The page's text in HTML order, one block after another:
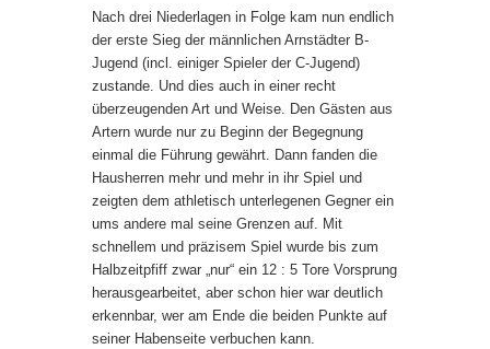
Nach drei Niederlagen in Folge kam nun endlich
der erste Sieg der männlichen Arnstädter B-
Jugend (incl. einiger Spieler der C-Jugend)
zustande. Und dies auch in einer recht
überzeugenden Art und Weise. Den Gästen aus
Artern wurde nur zu Beginn der Begegnung
einmal die Führung gewährt. Dann fanden die
Hausherren mehr und mehr in ihr Spiel und
zeigten dem athletisch unterlegenen Gegner ein
ums andere mal seine Grenzen auf. Mit
schnellem und präzisem Spiel wurde bis zum
Halbzeitpfiff zwar „nur“ ein 12 : 5 Tore Vorsprung
herausgearbeitet, aber schon hier war deutlich
erkennbar, wer am Ende die beiden Punkte auf
seiner Habenseite verbuchen kann.